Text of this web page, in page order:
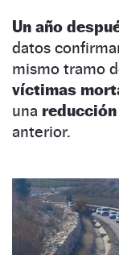
Un año
datos
mismo tramo
víctimas
una reducción
anterior.